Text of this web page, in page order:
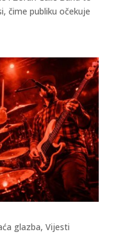
čime publiku očekuje
glazba, Vijesti